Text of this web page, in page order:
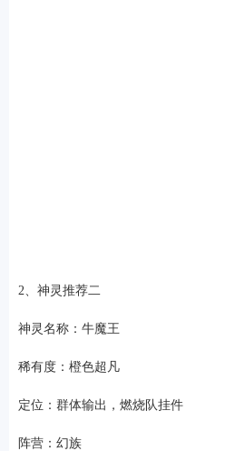
2、神灵推荐二
神灵名称：牛魔王
稀有度：橙色超凡
定位：群体输出，燃烧队挂件
阵营：幻族